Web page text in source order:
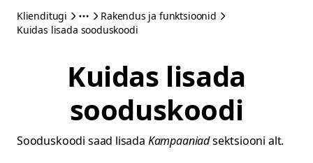
Klienditugi
Rakendus ja funktsioonid
Kuidas lisada sooduskoodi
Kuidas lisada
sooduskoodi
Sooduskoodi saad lisada Kampaaniadsektsiooni alt.